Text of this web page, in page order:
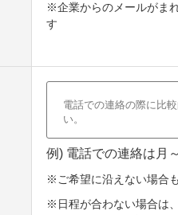
※企業からのメールがま
す
例) 電話での連絡は月
※ご希望に沿えない場合
※日程が合わない場合は